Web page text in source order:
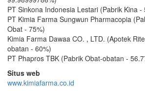
PT Sinkona Indonesia Lestari (Pabrik Kina -
PT Kimia Farma Sungwun Pharmacopia
Obat - 75%)
Kimia Farma Dawaa CO. , LTD. (Apotek
obatan - 60%)
PT Phapros TBK (Pabrik Obat-obatan -
Situs web
www.kimiafarma.co.id